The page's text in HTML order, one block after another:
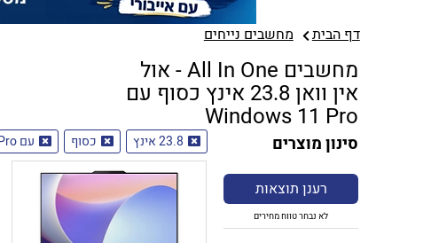
דף הבית מחשבים נייחים
מחשבים All In One - אול
אין וואן 23.8 אינץ כסוף עם
Windows 11 Pro
סינון מוצרים
רענן תוצאות
לא נבחר טווח מחירים
23.8 אינץ כסוף עם Windows 11 Pro